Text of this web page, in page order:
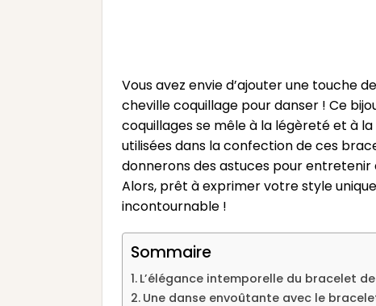
Vous avez envie d’ajouter une touche
cheville coquillage pour danser ! Ce
coquillages se mêle à la légèreté et à
utilisées dans la confection de ces
donnerons des astuces pour
Alors, prêt à exprimer votre style
incontournable !
Sommaire
L’élégance intemporelle du bracelet
Une danse envoûtante avec le